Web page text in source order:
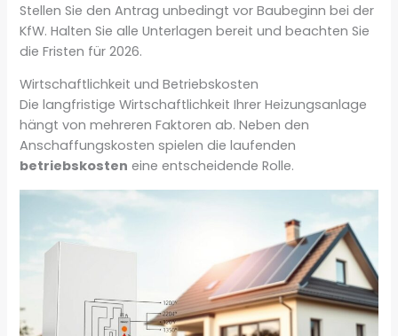
Stellen Sie den Antrag unbedingt vor Baubeginn bei der
KfW. Halten Sie alle Unterlagen bereit und beachten Sie
die Fristen für 2026.
Wirtschaftlichkeit und Betriebskosten
Die langfristige Wirtschaftlichkeit Ihrer Heizungsanlage
hängt von mehreren Faktoren ab. Neben den
Anschaffungskosten spielen die laufenden
betriebskosten eine entscheidende Rolle.